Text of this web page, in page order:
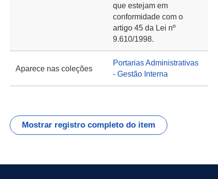
que estejam em
conformidade com o
artigo 45 da Lei nº
9.610/1998.
Aparece nas coleções
Portarias Administrativas
- Gestão Interna
Mostrar registro completo do item